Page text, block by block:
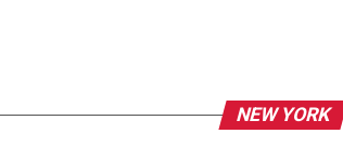
NEW YORK